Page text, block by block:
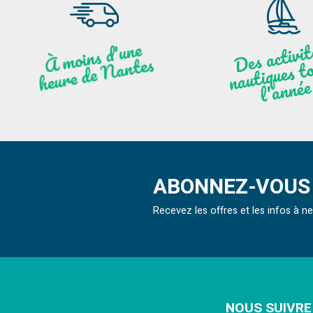
À
moi
ns
d'u
ne
heu
re
de
N
a
ntes quesnée
ABONNEZ-
Recevez les offres et les infos à
NOUS